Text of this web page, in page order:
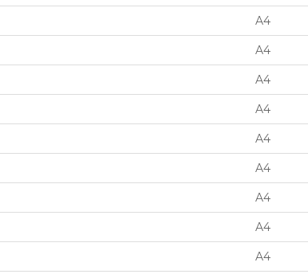
A4
A4
A4
A4
A4
A4
A4
A4
A4